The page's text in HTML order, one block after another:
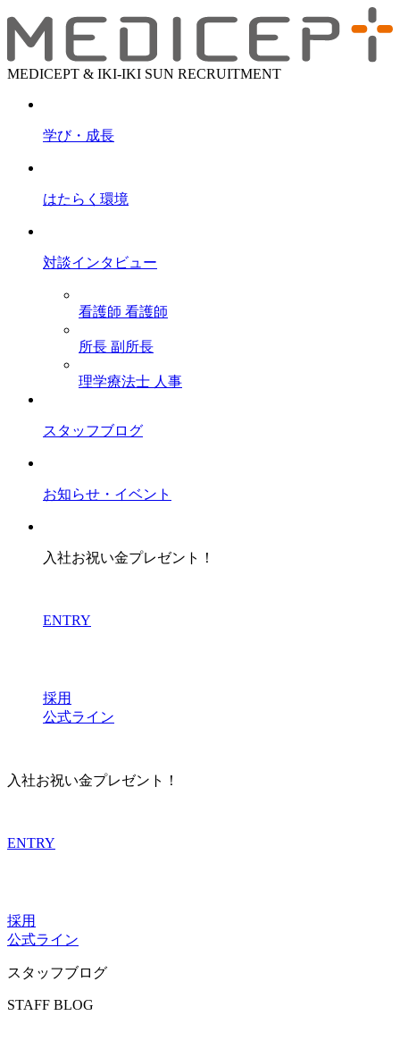
MEDICEPT & IKI-IKI SUN RECRUITMENT
学び・成長
はたらく環境
対談インタビュー
看護師 看護師
所長 副所長
理学療法士 人事
スタッフブログ
お知らせ・イベント
入社お祝い金プレゼント！
ENTRY
採用
公式ライン
入社お祝い金プレゼント！
ENTRY
採用
公式ライン
スタッフブログ
STAFF BLOG